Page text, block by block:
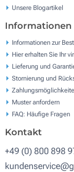
Unsere Blogartikel
Informationen
Informationen zur
Hier erhalten Sie Ihr
Lieferung und
Stornierung und
Muster anfordern
FAQ: Häufige Fragen
Kontakt
+49 (0) 800 898